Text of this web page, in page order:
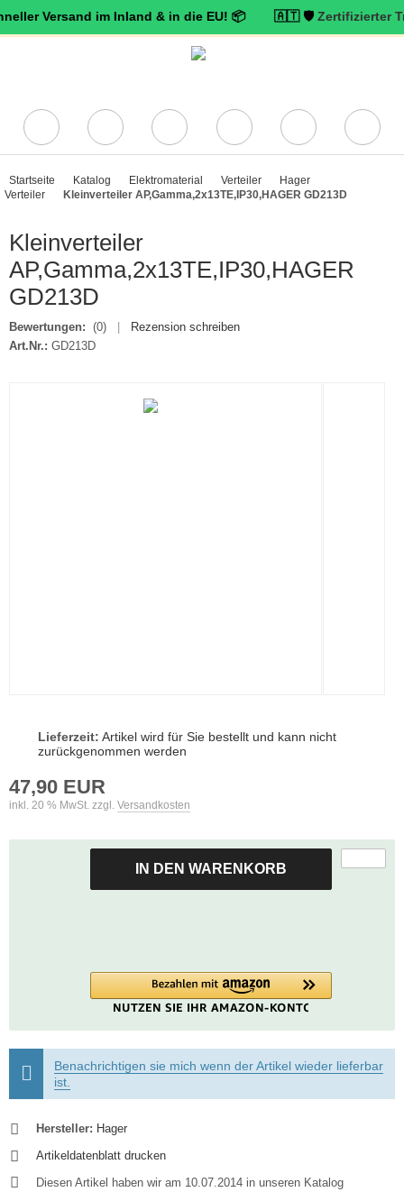
im Inland & in die EU! 📦 🇦🇹 🛡️ Zertifizierter Trusted
Startseite Katalog Elektromaterial Verteiler
Hager
Verteiler
Kleinverteiler AP,Gamma,2x13TE,IP30,HAGER GD213D
Kleinverteiler
AP,Gamma,2x13TE,IP30,HAGER
GD213D
Bewertungen: (0)
Rezension schreiben
Art.Nr.: GD213D
Lieferzeit: Artikel wird für Sie bestellt und kann nicht
zurückgenommen werden
47,90 EUR
inkl. 20 % MwSt. zzgl. Versandkosten
IN DEN WARENKORB
Benachrichtigen sie mich wenn der Artikel wieder lieferbar
ist.
Hersteller: Hager
Artikeldatenblatt drucken
Diesen Artikel haben wir am 10.07.2014 in unseren Katalog